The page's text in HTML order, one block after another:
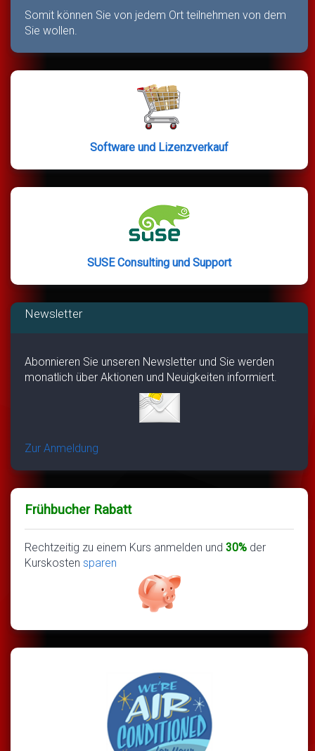
Somit können Sie von jedem Ort teilnehmen von dem
Sie wollen.
Software und Lizenzverkauf
SUSE Consulting und Support
Newsletter
Abonnieren Sie unseren Newsletter und Sie werden
monatlich über Aktionen und Neuigkeiten informiert.
Zur Anmeldung
Frühbucher Rabatt
Rechtzeitig zu einem Kurs anmelden und 30% der
Kurskosten sparen